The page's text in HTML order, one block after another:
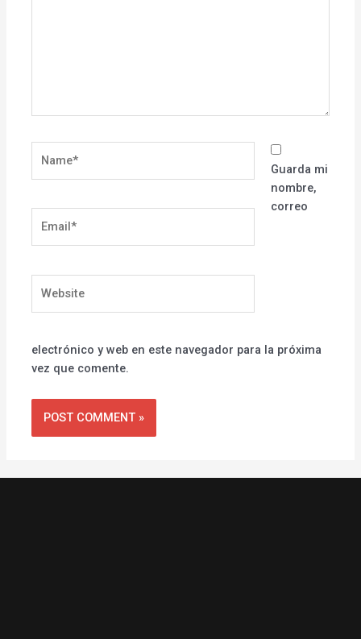
Guarda mi
nombre,
correo
electrónico y web en este navegador para la próxima
vez que comente.